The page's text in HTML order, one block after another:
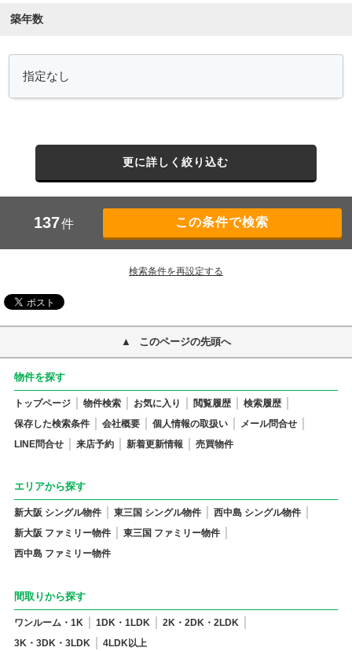
築年数
更に詳しく絞り込む
137件
検索条件を再設定する
このページの先頭へ
物件を探す
トップページ 物件検索 お気に入り 閲覧履歴
検索履歴
保存した検索条件
会社概要 個人情報の取扱い
メール問合せ
LINE問合せ
来店予約 新着更新情報 売買物件
エリアから探す
新大阪 シングル物件 東三国 シングル物件
西中島 シングル物件
新大阪 ファミリー物件
東三国 ファミリー物件
西中島 ファミリー物件
間取りから探す
ワンルーム・1K 1DK・1LDK
2K・2DK・2LDK
3K・3DK・3LDK
4LDK以上